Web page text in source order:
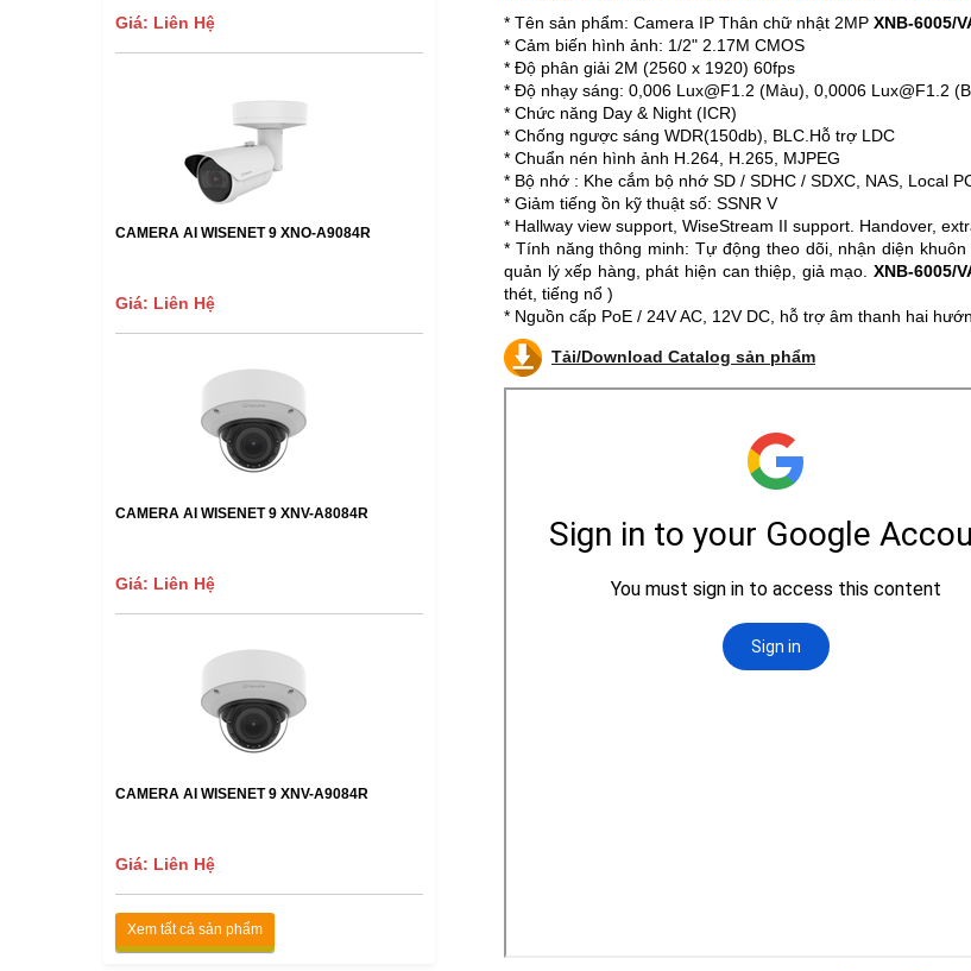
Giá: Liên Hệ
CAMERA AI WISENET 9 XNO-A9084R
Giá: Liên Hệ
CAMERA AI WISENET 9 XNV-A8084R
Giá: Liên Hệ
CAMERA AI WISENET 9 XNV-A9084R
Giá: Liên Hệ
Xem tất cả sản phẩm
* Tên sản phẩm: Camera IP Thân chữ nhật 2MP XNB-6005/
* Cảm biến hình ảnh: 1/2" 2.17M CMOS
* Độ phân giải 2M (2560 x 1920) 60fps
* Độ nhạy sáng: 0,006 Lux@F1.2 (Màu), 0,0006 Lux@F1.2
* Chức năng Day & Night (ICR)
* Chống ngược sáng WDR(150db), BLC.Hỗ trợ LDC
* Chuẩn nén hình ảnh H.264, H.265, MJPEG
* Bộ nhớ : Khe cắm bộ nhớ SD / SDHC / SDXC, NAS, Local
* Giảm tiếng ồn kỹ thuật số: SSNR V
* Hallway view support, WiseStream II support. Handover,
* Tính năng thông minh: Tự động theo dõi, nhận diện
quản lý xếp hàng, phát hiện can thiệp, giả mạo.XNB-6005/
thét, tiếng nổ )
* Nguồn cấp PoE / 24V AC, 12V DC, hỗ trợ âm thanh hai
Tải/Download Catalog sản phẩm